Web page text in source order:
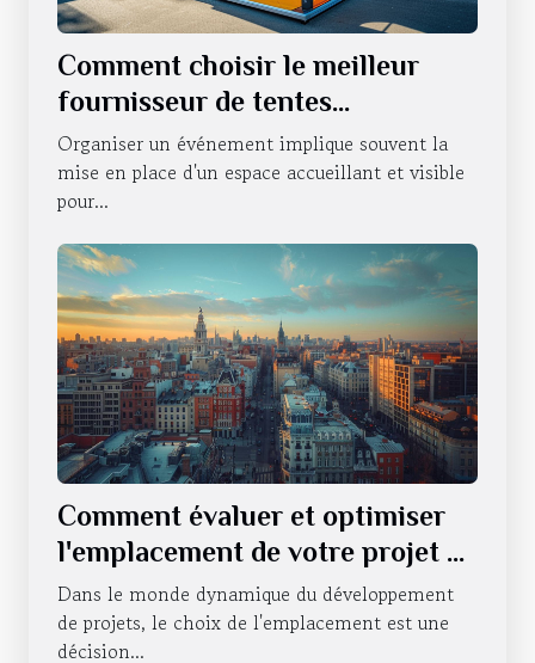
Comment choisir le meilleur
fournisseur de tentes
publicitaires pour vos
événements
Organiser un événement implique souvent la
mise en place d'un espace accueillant et visible
pour...
Comment évaluer et optimiser
l'emplacement de votre projet de
développement
Dans le monde dynamique du développement
de projets, le choix de l'emplacement est une
décision...